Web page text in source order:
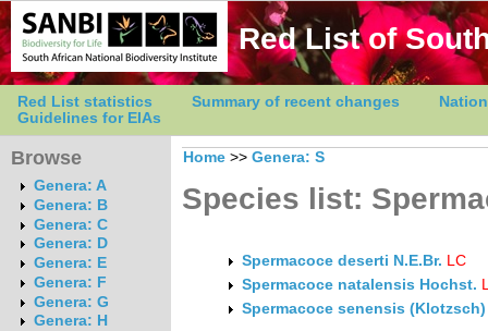
Red List of
Red List statistics Summary of recent changes
Guidelines for EIAs
Browse
Genera: A
Genera: B
Genera: C
Genera: D
Genera: E
Genera: F
Genera: G
Genera: H
Home >> Genera: S
Species list:
Spermacoce deserti N.E.Br. LC
Spermacoce natalensis Hochst.
Spermacoce senensis (Klotzsch)